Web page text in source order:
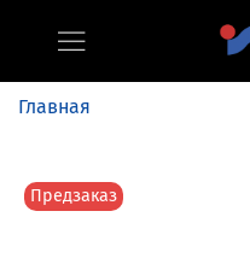
Главная
Предзаказ